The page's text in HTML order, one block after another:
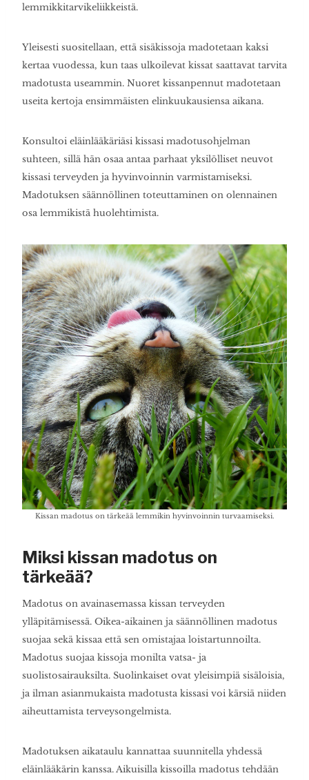
lemmikkitarvikeliikkeistä.
Yleisesti suositellaan, että sisäkissoja madotetaan kaksi
kertaa vuodessa, kun taas ulkoilevat kissat saattavat tarvita
madotusta useammin. Nuoret kissanpennut madotetaan
useita kertoja ensimmäisten elinkuukausiensa aikana.
Konsultoi eläinlääkäriäsi kissasi madotusohjelman
suhteen, sillä hän osaa antaa parhaat yksilölliset neuvot
kissasi terveyden ja hyvinvoinnin varmistamiseksi.
Madotuksen säännöllinen toteuttaminen on olennainen
osa lemmikistä huolehtimista.
Kissan madotus on tärkeää lemmikin hyvinvoinnin turvaamiseksi.
Miksi kissan madotus on
tärkeää?
Madotus on avainasemassa kissan terveyden
ylläpitämisessä. Oikea-aikainen ja säännöllinen madotus
suojaa sekä kissaa että sen omistajaa loistartunnoilta.
Madotus suojaa kissoja monilta vatsa- ja
suolistosairauksilta. Suolinkaiset ovat yleisimpiä sisäloisia,
ja ilman asianmukaista madotusta kissasi voi kärsiä niiden
aiheuttamista terveysongelmista.
Madotuksen aikataulu kannattaa suunnitella yhdessä
eläinlääkärin kanssa. Aikuisilla kissoilla madotus tehdään